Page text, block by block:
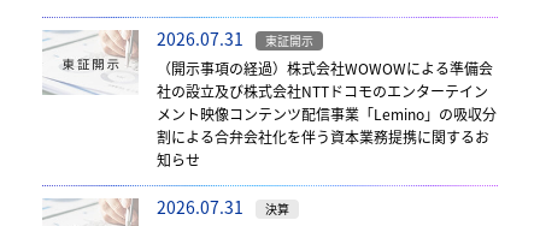
2026.07.31 東証開示
（開示事項の経過）株式会社WOWOWによる準備会
社の設立及び株式会社NTTドコモのエンターテイン
メント映像コンテンツ配信事業「Lemino」の吸収分
割による合弁会社化を伴う資本業務提携に関するお
知らせ
2026.07.31 決算